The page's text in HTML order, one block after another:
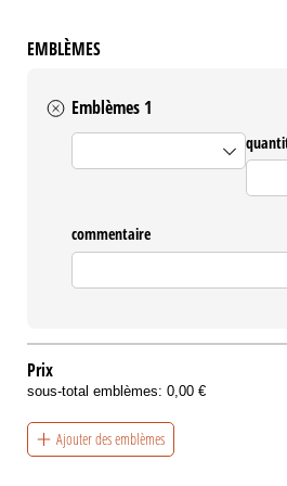
EMBLÈMES
Emblèmes 1
emblèmes
commentaire
Prix
sous-total emblèmes: 0,00 €
Ajouter des emblèmes